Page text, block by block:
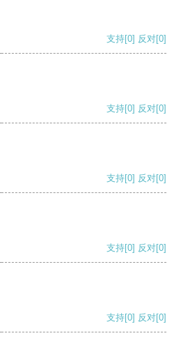
支持[0] 反对[0]
支持[0] 反对[0]
支持[0] 反对[0]
支持[0] 反对[0]
支持[0] 反对[0]